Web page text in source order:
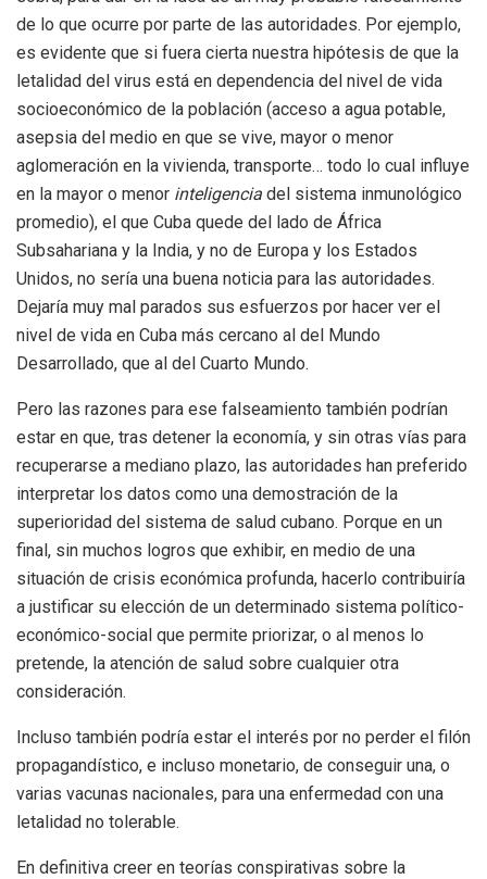
de lo que ocurre por parte de las autoridades. Por ejemplo,
es evidente que si fuera cierta nuestra hipótesis de que la
letalidad del virus está en dependencia del nivel de vida
socioeconómico de la población (acceso a agua potable,
asepsia del medio en que se vive, mayor o menor
aglomeración en la vivienda, transporte… todo lo cual influye
en la mayor o menor inteligencia del sistema inmunológico
promedio), el que Cuba quede del lado de África
Subsahariana y la India, y no de Europa y los Estados
Unidos, no sería una buena noticia para las autoridades.
Dejaría muy mal parados sus esfuerzos por hacer ver el
nivel de vida en Cuba más cercano al del Mundo
Desarrollado, que al del Cuarto Mundo.
Pero las razones para ese falseamiento también podrían
estar en que, tras detener la economía, y sin otras vías para
recuperarse a mediano plazo, las autoridades han preferido
interpretar los datos como una demostración de la
superioridad del sistema de salud cubano. Porque en un
final, sin muchos logros que exhibir, en medio de una
situación de crisis económica profunda, hacerlo contribuiría
a justificar su elección de un determinado sistema político-
económico-social que permite priorizar, o al menos lo
pretende, la atención de salud sobre cualquier otra
consideración.
Incluso también podría estar el interés por no perder el filón
propagandístico, e incluso monetario, de conseguir una, o
varias vacunas nacionales, para una enfermedad con una
letalidad no tolerable.
En definitiva creer en teorías conspirativas sobre la